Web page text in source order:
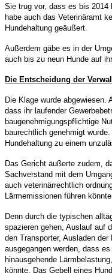
Sie trug vor, dass es bis 2014
habe auch das Veterinäramt
Hundehaltung geäußert.
Außerdem gäbe es in der
auch bis zu neun Hunde auf
Die Entscheidung der
Die Klage wurde abgewiesen.
dass ihr laufender
baugenehmigungspflichtige
baurechtlich genehmigt
Hundehaltung zu einem
Das Gericht äußerte zudem,
Sachverstand mit dem
auch veterinärrechtlich
Lärmemissionen führen könnte.
Denn durch die typischen
spazieren gehen, Auslauf auf
den Transporter, Ausladen
ausgegangen werden, dass
hinausgehende
könnte. Das Gebell eines